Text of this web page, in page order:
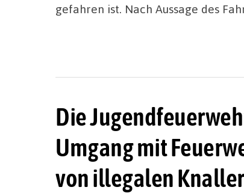
gefahren ist. Nach Aussage des
Die
Umgang mit
von illegalen